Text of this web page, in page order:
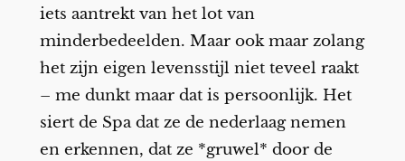
iets aantrekt van het lot van
minderbedeelden. Maar ook maar zolang
het zijn eigen levensstijl niet teveel raakt
– me dunkt maar dat is persoonlijk. Het
siert de Spa dat ze de nederlaag nemen
en erkennen, dat ze *gruwel* door de